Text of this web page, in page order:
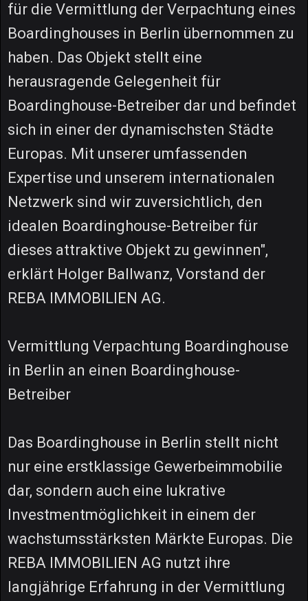
für die Vermittlung der Verpachtung eines
Boardinghouses in Berlin übernommen zu
haben. Das Objekt stellt eine
herausragende Gelegenheit für
Boardinghouse-Betreiber dar und befindet
sich in einer der dynamischsten Städte
Europas. Mit unserer umfassenden
Expertise und unserem internationalen
Netzwerk sind wir zuversichtlich, den
idealen Boardinghouse-Betreiber für
dieses attraktive Objekt zu gewinnen",
erklärt Holger Ballwanz, Vorstand der
REBA IMMOBILIEN AG.
Vermittlung Verpachtung Boardinghouse
in Berlin an einen Boardinghouse-
Betreiber
Das Boardinghouse in Berlin stellt nicht
nur eine erstklassige Gewerbeimmobilie
dar, sondern auch eine lukrative
Investmentmöglichkeit in einem der
wachstumsstärksten Märkte Europas. Die
REBA IMMOBILIEN AG nutzt ihre
langjährige Erfahrung in der Vermittlung